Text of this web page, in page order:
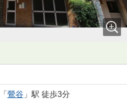
「 鶯谷 」駅 徒歩3分